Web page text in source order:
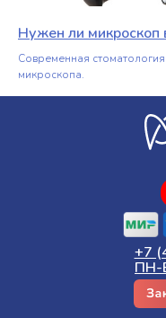
Нужен ли микроскоп
Современная
микроскопа.
+7
ПН-